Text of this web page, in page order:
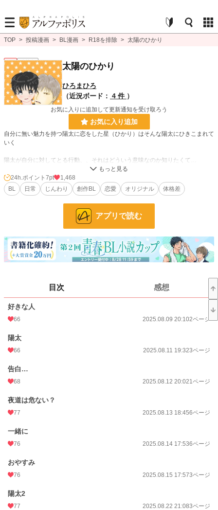
TOP > 投稿漫画 > BL漫画 > R18を排除 > 太陽のひかり
BL 連載中 太陽のひかり
ひろまひろ
（近況ボード： 4 件 ）
お気に入りに追加して更新通知を受け取ろう
お気に入り追加
自分に無い魅力を持つ陽太に恋をした星（ひかり）はそんな陽太にひきこまれて
いく
陽太が自分に対してとる行動、、それはどういう意味なのか知りたくて…
BL漫画 235 位 / 1,406 件
142 位 / 1,080 件
24h.ポイント 7 pt
ページ数 57
2025.08.09 20:10
週間ポイント
年間ポイント
24h.ポイント 7pt
1,468
BL
日常 じんわり 創作BL 恋愛 オリジナル 体格差
アプリで読む
目次 感想
好きな人
66 2025.08.09 20:102ページ
陽太
66 2025.08.11 19:323ページ
告白…
68 2025.08.12 20:021ページ
夜道は危ない？
77 2025.08.13 18:456ページ
一緒に
76 2025.08.14 17:536ページ
おやすみ
76 2025.08.15 17:573ページ
陽太2
77 2025.08.22 21:083ページ